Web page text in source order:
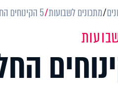
מתכונים לשבועות 5 הקינוחים החלביים המושלמים שתכינו בקלות מחומרים שיש לכם בבית